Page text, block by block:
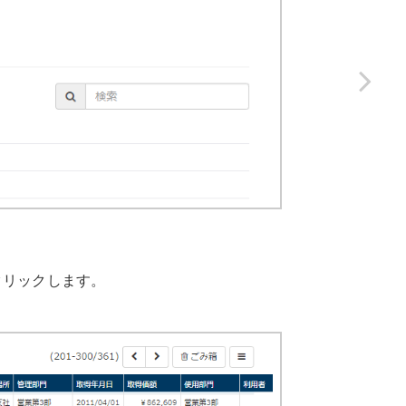
ックします。